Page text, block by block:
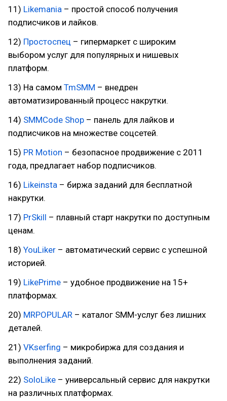
11) Likemania – простой способ получения
подписчиков и лайков.
12) Простоспец – гипермаркет с широким
выбором услуг для популярных и нишевых
платформ.
13) На самом TmSMM – внедрен
автоматизированный процесс накрутки.
14) SMMCode Shop – панель для лайков и
подписчиков на множестве соцсетей.
15) PR Motion – безопасное продвижение с 2011
года, предлагает набор подписчиков.
16) Likeinsta – биржа заданий для бесплатной
накрутки.
17) PrSkill – плавный старт накрутки по доступным
ценам.
18) YouLiker – автоматический сервис с успешной
историей.
19) LikePrime – удобное продвижение на 15+
платформах.
20) MRPOPULAR – каталог SMM-услуг без лишних
деталей.
21) VKserfing – микробиржа для создания и
выполнения заданий.
22) SoloLike – универсальный сервис для накрутки
на различных платформах.